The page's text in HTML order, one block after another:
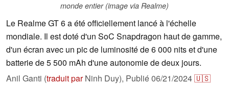
monde entier (image via Realme)
Le Realme GT 6 a été officiellement lancé à l'échelle
mondiale. Il est doté d'un SoC Snapdragon haut de gamme,
d'un écran avec un pic de luminosité de 6 000 nits et d'une
batterie de 5 500 mAh d'une autonomie de deux jours.
Anil Ganti (traduit parNinh Duy), Publié06/21/2024🇺🇸